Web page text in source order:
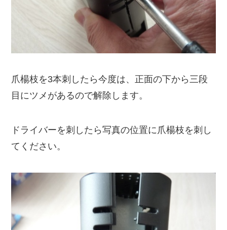
爪楊枝を3本刺したら今度は、正面の下から三段
目にツメがあるので解除します。
ドライバーを刺したら写真の位置に爪楊枝を刺し
てください。